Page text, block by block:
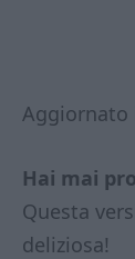
Aggiornato
Hai mai
Questa
deliziosa!